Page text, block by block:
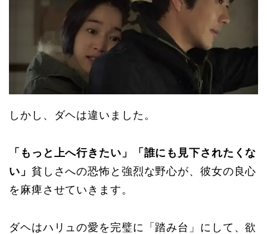
しかし、ダヘは違いました。
「もっと上へ行きたい」「誰にも見下されたくな
い」 貧しさへの恐怖と強烈な野心が、彼女の良心
を麻痺させていきます。
ダヘはハリュの愛を完璧に「踏み台」にして、欲